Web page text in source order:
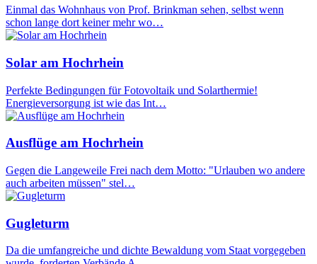
Einmal das Wohnhaus von Prof. Brinkman sehen, selbst wenn
schon lange dort keiner mehr wo…
Solar am Hochrhein
Perfekte Bedingungen für Fotovoltaik und Solarthermie!
Energieversorgung ist wie das Int…
Ausflüge am Hochrhein
Gegen die Langeweile Frei nach dem Motto: "Urlauben wo andere
auch arbeiten müssen" stel…
Gugleturm
Da die umfangreiche und dichte Bewaldung vom Staat vorgegeben